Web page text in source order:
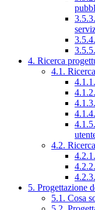
4. Ricerca
4.1.
4.2.
5. Progettazione
5.1. Cosa